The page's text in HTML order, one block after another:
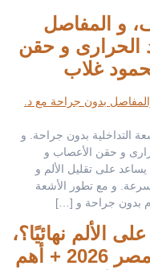
و المفاصل
| التردد الحرارى و حقن
غلاب
التداخلية بدون جراحة. و
و حقن الأعصاب و
على تقليل الألم و
و مع تطور الأشعة
بدون جراحة و […]
الألم نهائيًا؟،
تكلفة التردد الحرارى فى مصر 2026 + أهم